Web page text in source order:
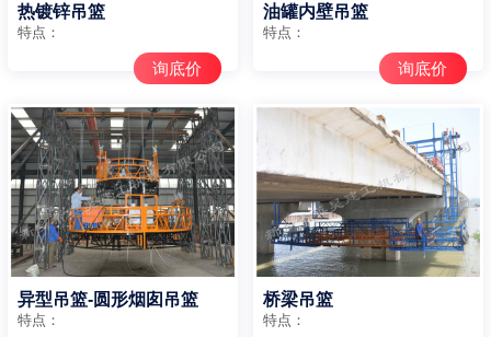
热镀锌吊篮
特点：
询底价
油罐内壁吊篮
特点：
询底价
异型吊篮-圆形烟囱吊篮
特点：
桥梁吊篮
特点：